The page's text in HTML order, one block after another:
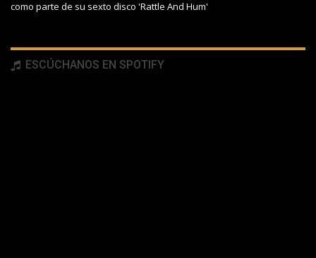
como parte de su sexto disco 'Rattle And Hum'
ESCÚCHANOS EN SPOTIFY